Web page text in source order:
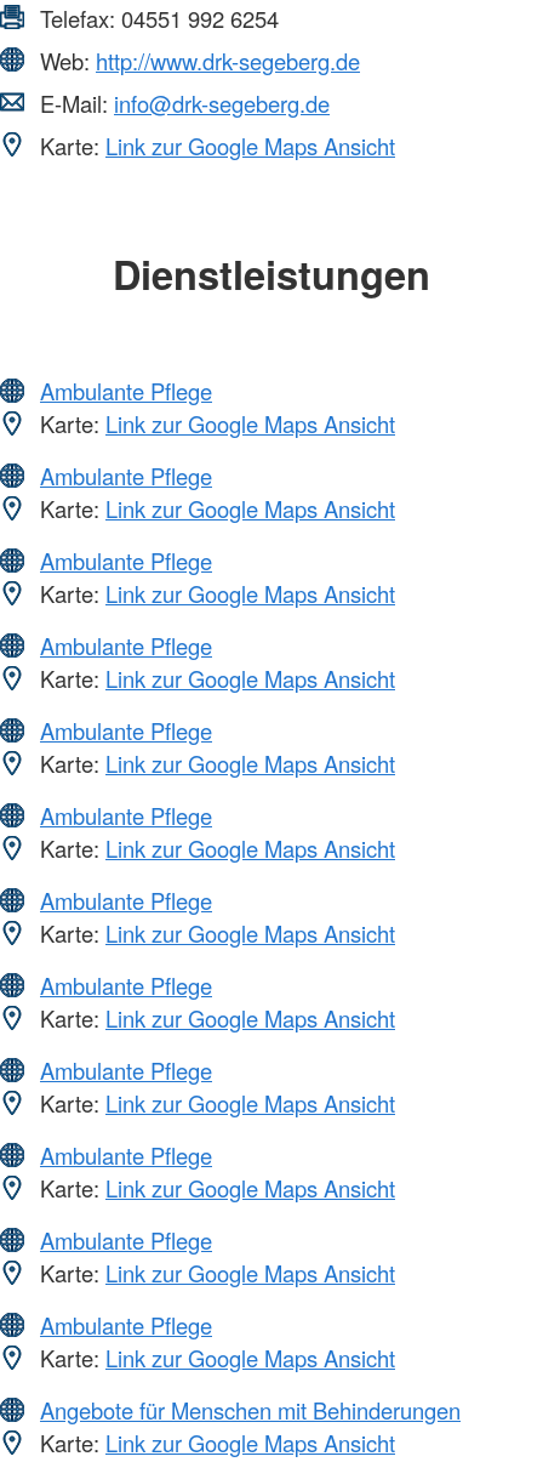
Telefax: 04551 992 6254
Web: http://www.drk-segeberg.de
E-Mail: info@drk-segeberg.de
Karte: Link zur Google Maps Ansicht
Dienstleistungen
Ambulante Pflege
Karte: Link zur Google Maps Ansicht
Ambulante Pflege
Karte: Link zur Google Maps Ansicht
Ambulante Pflege
Karte: Link zur Google Maps Ansicht
Ambulante Pflege
Karte: Link zur Google Maps Ansicht
Ambulante Pflege
Karte: Link zur Google Maps Ansicht
Ambulante Pflege
Karte: Link zur Google Maps Ansicht
Ambulante Pflege
Karte: Link zur Google Maps Ansicht
Ambulante Pflege
Karte: Link zur Google Maps Ansicht
Ambulante Pflege
Karte: Link zur Google Maps Ansicht
Ambulante Pflege
Karte: Link zur Google Maps Ansicht
Ambulante Pflege
Karte: Link zur Google Maps Ansicht
Ambulante Pflege
Karte: Link zur Google Maps Ansicht
Angebote für Menschen mit Behinderungen
Karte: Link zur Google Maps Ansicht